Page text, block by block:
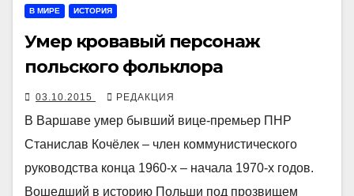
В МИРЕ ИСТОРИЯ
Умер кровавый персонаж
польского фольклора
03.10.2015 РЕДАКЦИЯ
В Варшаве умер бывший вице-премьер ПНР
Станислав Кочёлек – член коммунистического
руководства конца 1960-х – начала 1970-х годов.
Вошедший в историю Польши под прозвищем